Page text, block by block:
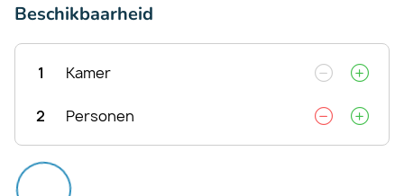
Beschikbaarheid
1 Kamer
2 Personen